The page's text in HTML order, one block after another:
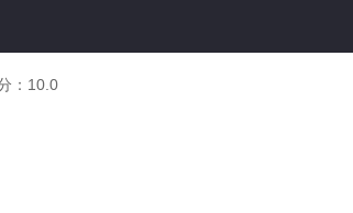
： 10.0